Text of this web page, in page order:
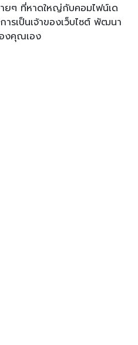
ยๆ ที่หาดใหญ่กับคอมไฟน์เด
รเป็นเจ้าของเว็บไซต์ พัฒนา
งคุณเอง